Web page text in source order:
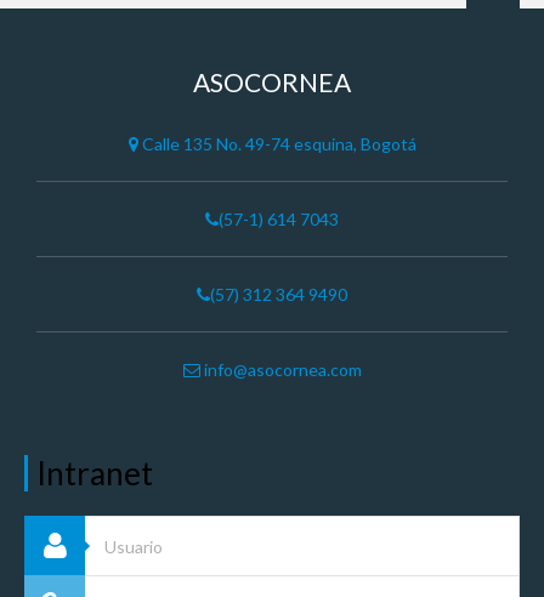
ASOCORNEA
Calle 135 No. 49-74 esquina, Bogotá
(57-1) 614 7043
(57) 312 364 9490
info@asocornea.com
Intranet